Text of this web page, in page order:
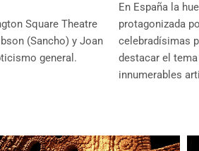
Square Theatre
(Sancho) y Joan
general.
En España la
protagonizada
celebradísimas
destacar el
innumerables